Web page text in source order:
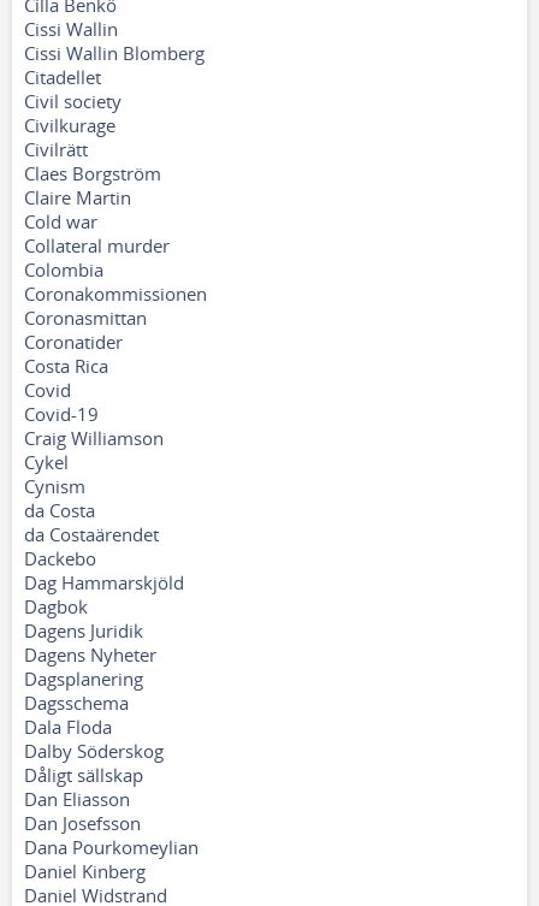
Cilla Benkö
Cissi Wallin
Cissi Wallin Blomberg
Citadellet
Civil society
Civilkurage
Civilrätt
Claes Borgström
Claire Martin
Cold war
Collateral murder
Colombia
Coronakommissionen
Coronasmittan
Coronatider
Costa Rica
Covid
Covid-19
Craig Williamson
Cykel
Cynism
da Costa
da Costaärendet
Dackebo
Dag Hammarskjöld
Dagbok
Dagens Juridik
Dagens Nyheter
Dagsplanering
Dagsschema
Dala Floda
Dalby Söderskog
Dåligt sällskap
Dan Eliasson
Dan Josefsson
Dana Pourkomeylian
Daniel Kinberg
Daniel Widstrand